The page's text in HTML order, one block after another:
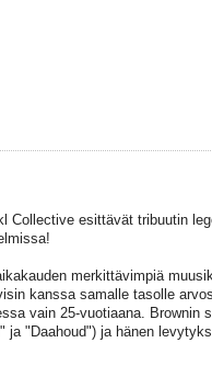
Collective esittävät tribuutin
merkittävimpiä
kanssa samalle tasolle
vain 25-vuotiaana. Brownin
"Daahoud") ja hänen